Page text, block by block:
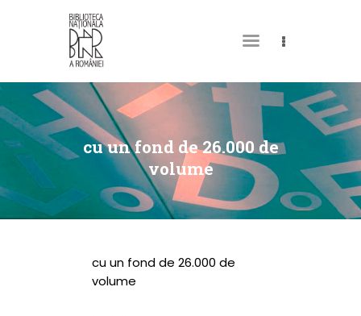
cu un fond de 26.000 de
volume
DESPRE NOI
PERMISUL MEU DE
BIBLIOTECĂ
CATALOAGE ȘI
COLECȚII
EVENIMENTE
cu un fond de 26.000 de
volume